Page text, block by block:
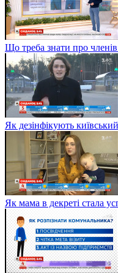
Що треба знати про
Як дезінфікують
Як мама в декреті стала